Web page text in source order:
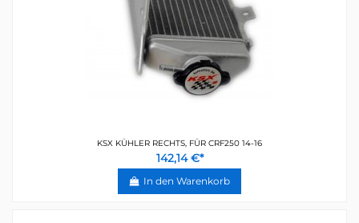
KSX KÜHLER RECHTS, FÜR CRF250 14-16
142,14 €*
In den Warenkorb